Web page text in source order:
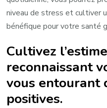
niveau de stress et cultiver
bénéfique pour votre santé
Cultivez
reconnaissant
vous entourant
positives.